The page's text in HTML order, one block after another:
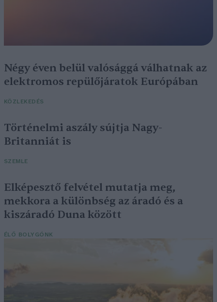
Négy éven belül valósággá válhatnak az
elektromos repülőjáratok Európában
KÖZLEKEDÉS
Történelmi aszály sújtja Nagy-
Britanniát is
SZEMLE
Elképesztő felvétel mutatja meg,
mekkora a különbség az áradó és a
kiszáradó Duna között
ÉLŐ BOLYGÓNK